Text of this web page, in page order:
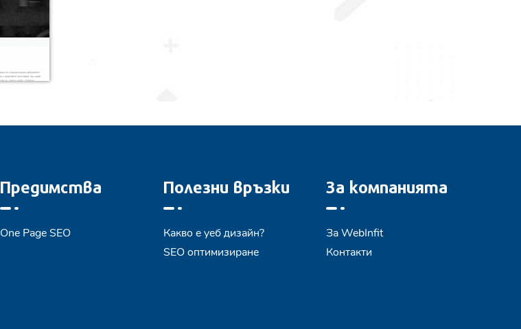
Предимства
One Page SEO
Полезни връзки
Какво е уеб дизайн?
SEO оптимизиране
За компанията
За WebInfit
Контакти